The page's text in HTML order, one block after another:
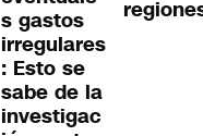
s gastos
irregulares
: Esto se
sabe de la
investigac